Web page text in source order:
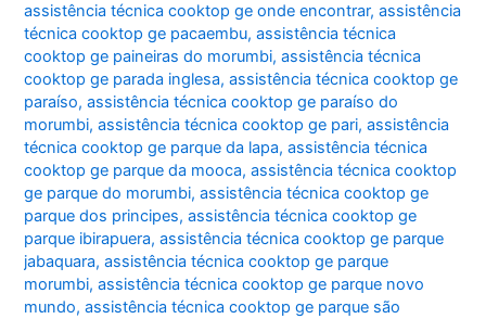
assistência técnica cooktop ge onde encontrar,assistência
técnica cooktop ge pacaembu,assistência técnica
cooktop ge paineiras do morumbi,assistência técnica
cooktop ge parada inglesa,assistência técnica cooktop ge
paraíso,assistência técnica cooktop ge paraíso do
morumbi,assistência técnica cooktop ge pari,assistência
técnica cooktop ge parque da lapa,assistência técnica
cooktop ge parque da mooca,assistência técnica cooktop
ge parque do morumbi,assistência técnica cooktop ge
parque dos principes,assistência técnica cooktop ge
parque ibirapuera,assistência técnica cooktop ge parque
jabaquara,assistência técnica cooktop ge parque
morumbi,assistência técnica cooktop ge parque novo
mundo,assistência técnica cooktop ge parque são